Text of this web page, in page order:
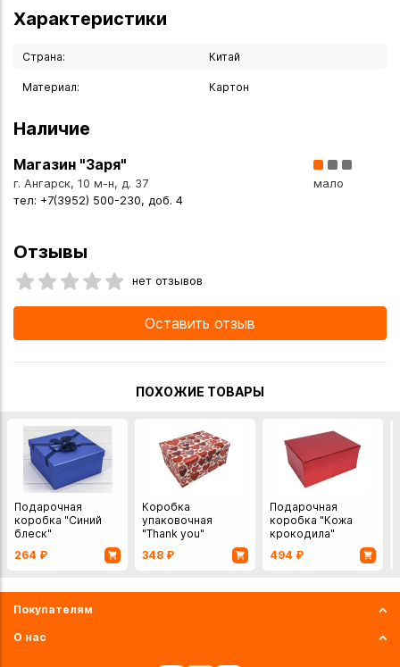
Характеристики
Страна: Китай
Материал: Картон
Наличие
Магазин "Заря"
г. Ангарск, 10 м-н, д. 37
тел: +7(3952) 500-230, доб. 4
мало
Отзывы
нет отзывов
Оставить отзыв
ПОХОЖИЕ ТОВАРЫ
Подарочная
коробка "Синий
блеск"
264 ₽
Коробка
упаковочная
"Thank you"
348 ₽
Подарочная
коробка "Кожа
крокодила"
красный
494 ₽
Покупателям
О нас